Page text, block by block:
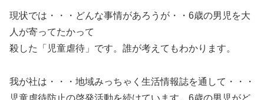
現状では・・・どんな事情があろうが・・6歳の男児を大
人が寄ってたかって
殺した「児童虐待」です。誰が考えてもわかります。
我が社は・・・地域みっちゃく生活情報誌を通して・・・
児童虐待防止の啓発活動を続けています。6歳の男児がど